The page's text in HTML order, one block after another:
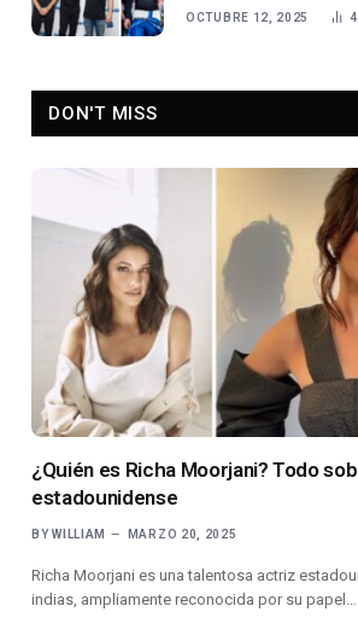
OCTUBRE 12, 2025
DON'T MISS
¿Quién es Richa Moorjani? Todo
estadounidense
BY WILLIAM MARZO 20, 2025
Richa Moorjani es una talentosa actriz
indias, ampliamente reconocida por su papel…